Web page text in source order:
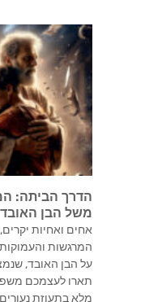
הדרך הביתה:
משל הבן האובד
אחים ואחיות
המרגשות
על הבן האובד,
תארו לעצמכם
מלא בתעוזת